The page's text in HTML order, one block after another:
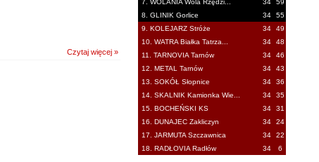
7. WOLANIA Wola Rzędzi...
34
59
8. GLINIK Gorlice
34
55
9. KOLEJARZ Stróże
34
49
10. WATRA Białka Tatrza...
34
48
11. TARNOVIA Tarnów
34
46
12. METAL Tarnów
34
43
13. SOKÓŁ Słopnice
34
36
14. SKALNIK Kamionka Wie...
34
35
15. BOCHEŃSKI KS
34
31
16. DUNAJEC Zakliczyn
34
24
17. JARMUTA Szczawnica
34
22
18. RADŁOVIA Radłów
34 6
Czytaj więcej »